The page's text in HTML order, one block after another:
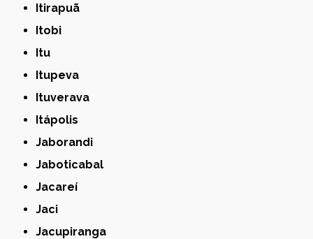
Itirapuã
Itobi
Itu
Itupeva
Ituverava
Itápolis
Jaborandi
Jaboticabal
Jacareí
Jaci
Jacupiranga